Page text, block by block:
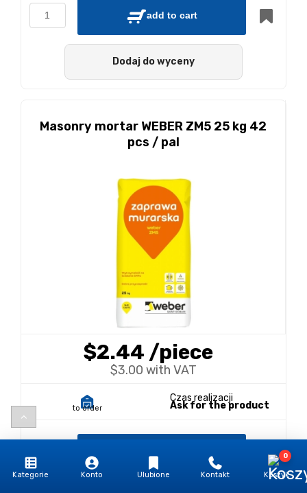
add to cart
Dodaj do wyceny
Masonry mortar WEBER ZM5 25 kg 42
pcs / pal
$2.44 /piece
$3.00 with VAT
to order
Czas realizacji
Ask for the product
Kategorie Konto Ulubione Kontakt
0
Koszyk